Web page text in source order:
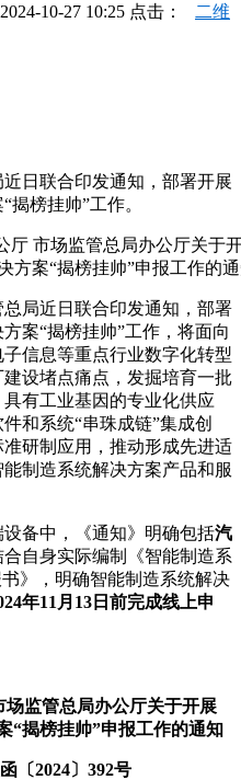
2024-10-27 10:25 点击： 二维
日联合印发通知，部署开展
揭榜挂帅”工作。
局近日联合印发通知，部署
案“揭榜挂帅”工作，将面向
信息等重点行业数字化转型
设堵点痛点，发掘培育一批
有工业基因的专业化供应
和系统“串珠成链”集成创
研制应用，推动形成先进适
制造系统解决方案产品和服
备中，《通知》明确包括汽
自身实际编制《智能制造系
》，明确智能制造系统解决
年11月13日前完成线上申
监管总局办公厅关于开展
“揭榜挂帅”申报工作的通知
〔2024〕392号